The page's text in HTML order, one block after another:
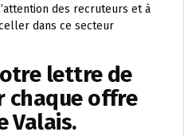
des recruteurs et à
dans ce secteur
lettre de
chaque offre
Valais.